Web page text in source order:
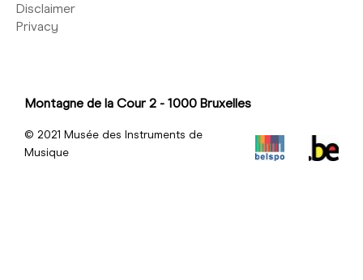
Disclaimer
Privacy
Montagne de la Cour 2 - 1000 Bruxelles
© 2021 Musée des Instruments de
Musique